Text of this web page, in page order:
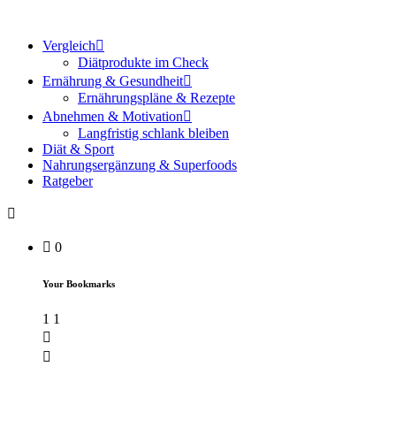
Vergleich
Diätprodukte im Check
Ernährung & Gesundheit
Ernährungspläne & Rezepte
Abnehmen & Motivation
Langfristig schlank bleiben
Diät & Sport
Nahrungsergänzung & Superfoods
Ratgeber
0
Your Bookmarks
1 1